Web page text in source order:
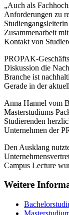
„Auch als
Anforderungen zu
Zusammenarbeit
Kontakt von
PROPAK-
Diskussion die
Branche ist
Gerade in der
Anna Hannel vom
Masterstudiums
Studierenden
Unternehmen der
Den Ausklang
Campus Lecture
Weitere